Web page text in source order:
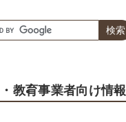
・教育事業者向け情報